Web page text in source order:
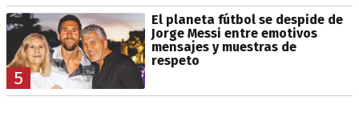
5
El planeta fútbol se despide de
Jorge Messi entre emotivos
mensajes y muestras de
respeto